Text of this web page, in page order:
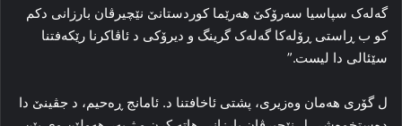
گه‌له‌ک سپاسیا سه‌رۆکێ هه‌رێما کوردستانێ نێچیرڤان بارزانی دکم
کو ب ڕاستی ڕۆله‌کا‌ گه‌له‌ک گرینگ و دیرۆکی د ئاڤاکرنا رێکەفتنا
سێئالی دا لیست.”
ل گۆری هه‌مان وه‌زیری، پشتی ئاخافتنا د. ئامانج ڕه‌حیم، د جڤینێ دا